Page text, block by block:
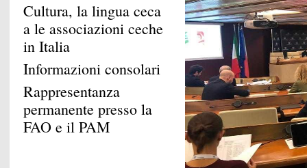
Cultura, la lingua ceca
a le associazioni ceche
in Italia
Informazioni consolari
Rappresentanza
permanente presso la
FAO e il PAM